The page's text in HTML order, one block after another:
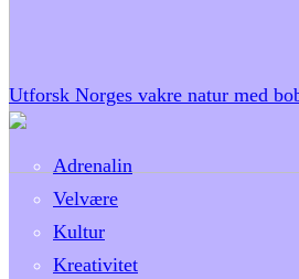
Utforsk Norges vakre natur med
Adrenalin
Velvære
Kultur
Kreativitet